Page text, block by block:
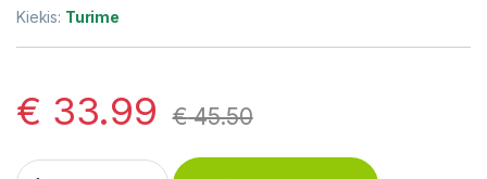
Kiekis: Turime
€ 33.99 €45.50
Berlinger Haus Gertuvė sportui Shiny Black BH-7760 quantity